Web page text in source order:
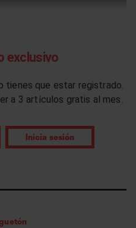
exclusivo
tienes que estar registrado.
a 3 artículos gratis al mes.
Inicia sesión